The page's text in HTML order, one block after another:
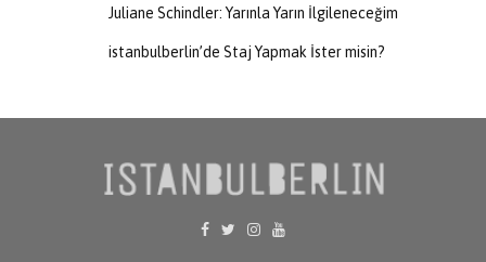
Juliane Schindler: Yarınla Yarın İlgileneceğim
istanbulberlin’de Staj Yapmak İster misin?